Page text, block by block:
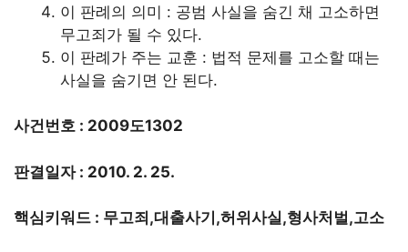
이 판례의 의미 : 공범 사실을 숨긴 채 고소하면
무고죄가 될 수 있다.
이 판례가 주는 교훈 : 법적 문제를 고소할 때는
사실을 숨기면 안 된다.
사건번호 : 2009도1302
판결일자 : 2010. 2. 25.
핵심키워드 : 무고죄,대출사기,허위사실,형사처벌,고소